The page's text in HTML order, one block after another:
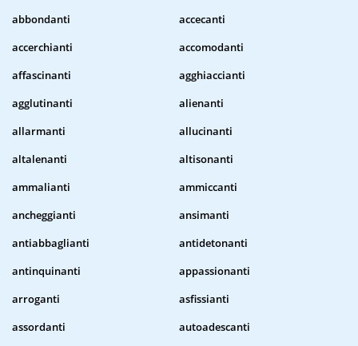
abbondanti
accecanti
accerchianti
accomodanti
affascinanti
agghiaccianti
agglutinanti
alienanti
allarmanti
allucinanti
altalenanti
altisonanti
ammalianti
ammiccanti
ancheggianti
ansimanti
antiabbaglianti
antidetonanti
antinquinanti
appassionanti
arroganti
asfissianti
assordanti
autoadescanti